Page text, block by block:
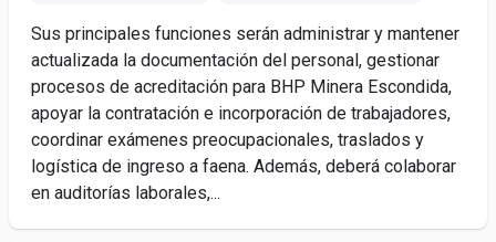
Sus principales funciones serán administrar y mantener
actualizada la documentación del personal, gestionar
procesos de acreditación para BHP Minera Escondida,
apoyar la contratación e incorporación de trabajadores,
coordinar exámenes preocupacionales, traslados y
logística de ingreso a faena. Además, deberá colaborar
en auditorías laborales,...